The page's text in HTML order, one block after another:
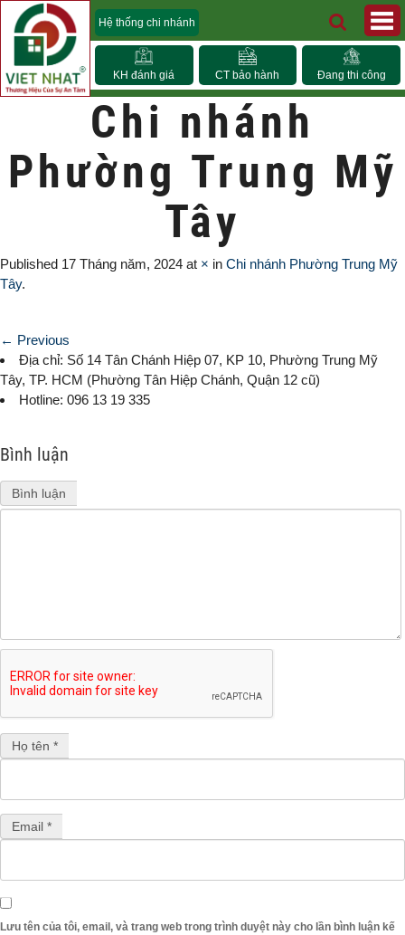
Hệ thống chi nhánh
KH đánh giá CT bảo hành Đang thi công
Chi nhánh
Phường Trung Mỹ
Tây
Published 17 Tháng năm, 2024 at × in Chi nhánh Phường Trung Mỹ
Tây.
← Previous
Địa chỉ: Số 14 Tân Chánh Hiệp 07, KP 10, Phường Trung Mỹ
Tây, TP. HCM (Phường Tân Hiệp Chánh, Quận 12 cũ)
Hotline: 096 13 19 335
Bình luận
Bình luận
Họ tên *
Email *
Lưu tên của tôi, email, và trang web trong trình duyệt này cho lần bình luận kế